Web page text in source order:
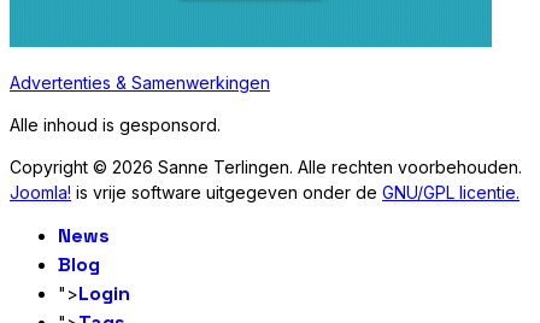
Advertenties & Samenwerkingen
Alle inhoud is gesponsord.
Copyright © 2026 Sanne Terlingen. Alle rechten voorbehouden.
Joomla! is vrije software uitgegeven onder de GNU/GPL licentie.
News
Blog
">Login